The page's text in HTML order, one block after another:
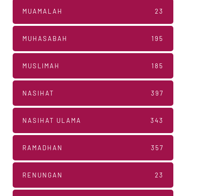
MUAMALAH 23
MUHASABAH 195
MUSLIMAH 185
NASIHAT 397
NASIHAT ULAMA 343
RAMADHAN 357
RENUNGAN 23